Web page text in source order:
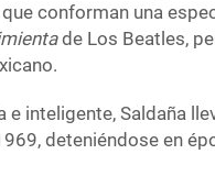
conforman una
de Los Beatles,
e inteligente, Saldaña
deteniéndose en